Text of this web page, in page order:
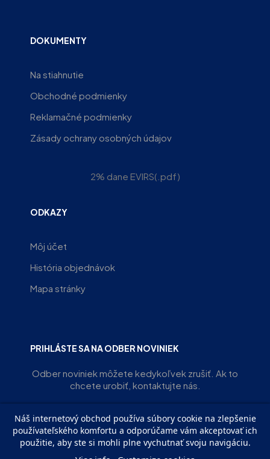
DOKUMENTY
Na stiahnutie
Obchodné podmienky
Reklamačné podmienky
Zásady ochrany osobných údajov
2% dane EVIRS(.pdf)
ODKAZY
Môj účet
História objednávok
Mapa stránky
PRIHLÁSTE SA NA ODBER NOVINIEK
Odber noviniek môžete kedykoľvek zrušiť. Ak to
chcete urobiť, kontaktujte nás.
ODOBERAŤ
Náš internetový obchod používa súbory cookie na zlepšenie
používateľského komfortu a odporúčame vám akceptovať ich
použitie, aby ste si mohli plne vychutnať svoju navigáciu.